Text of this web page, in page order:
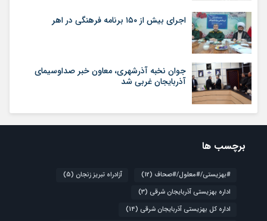
اجرای بیش از ۱۵۰ برنامه فرهنگی در اهر
جوان نخبه آذرشهری، معاون خبر صداوسیمای
آذربایجان غربی شد
برچسب ها
#بهزیستی/#معلول/#صحاف (12) آزادراه تبریز زنجان (5)
اداره بهزیستی آذربایجان شرقی (3)
اداره کل بهزیستی آذربایجان شرقی (14)